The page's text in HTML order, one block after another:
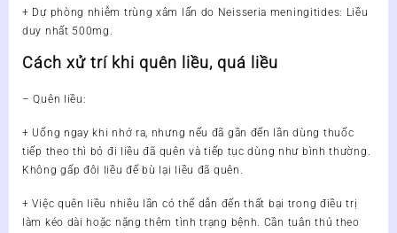
+ Dự phòng nhiễm trùng xâm lấn do Neisseria meningitides: Liều
duy nhất 500mg.
Cách xử trí khi quên liều, quá liều
– Quên liều:
+ Uống ngay khi nhớ ra, nhưng nếu đã gần đến lần dùng thuốc
tiếp theo thì bỏ đi liều đã quên và tiếp tục dùng như bình thường.
Không gấp đôi liều để bù lại liều đã quên.
+ Việc quên liều nhiều lần có thể dẫn đến thất bại trong điều trị
làm kéo dài hoặc nặng thêm tình trạng bệnh. Cần tuân thủ theo